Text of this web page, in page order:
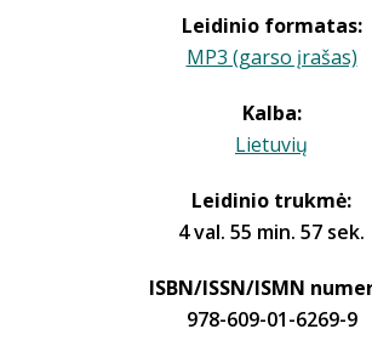
Leidinio formatas:
MP3 (garso įrašas)
Kalba:
Lietuvių
Leidinio trukmė:
4 val. 55 min. 57 sek.
ISBN/ISSN/ISMN
978-609-01-6269-9